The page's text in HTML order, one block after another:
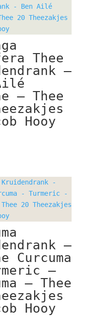
Thee
–
– Thee
Hooy
–
Curcuma
–
– Thee
Hooy